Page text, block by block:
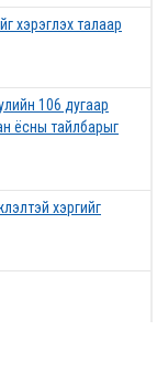
хэрэглэх талаар
106 дугаар
ёсны тайлбарыг
хэргийг